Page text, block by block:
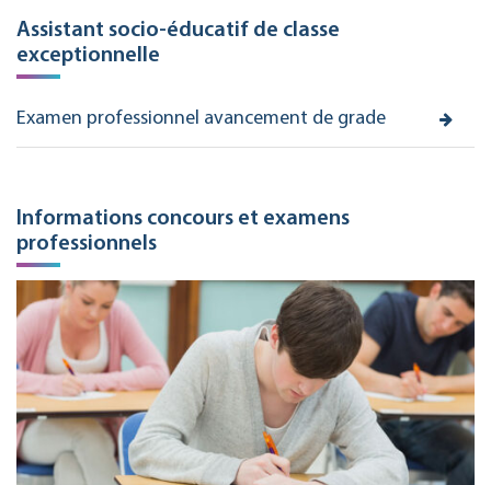
Assistant socio-éducatif de classe
exceptionnelle
Examen professionnel avancement de grade
Informations concours et examens
professionnels